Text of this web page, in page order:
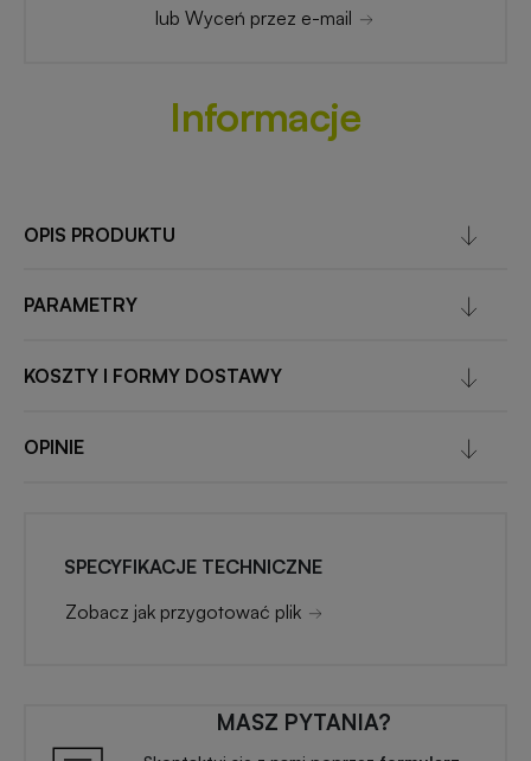
lub Wyceń przez e-mail
Informacje
OPIS PRODUKTU
PARAMETRY
KOSZTY I FORMY DOSTAWY
OPINIE
SPECYFIKACJE TECHNICZNE
Zobacz jak przygotować plik
MASZ PYTANIA?